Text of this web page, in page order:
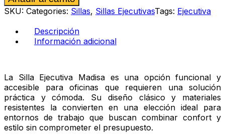
cantidad
SKU: Categories: Sillas, Sillas EjecutivasTags: Ejecutiva
Descripción
Información adicional
La Silla Ejecutiva Madisa es una opción funcional y
accesible para oficinas que requieren una solución
práctica y cómoda. Su diseño clásico y materiales
resistentes la convierten en una elección ideal para
entornos de trabajo que buscan combinar confort y
estilo sin comprometer el presupuesto.